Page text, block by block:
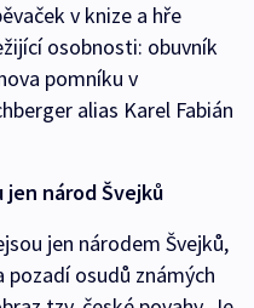
v knize a hře
osobnosti: obuvník
pomníku v
alias Karel Fabián
jen národ Švejků
jen národem Švejků,
pozadí osudů známých